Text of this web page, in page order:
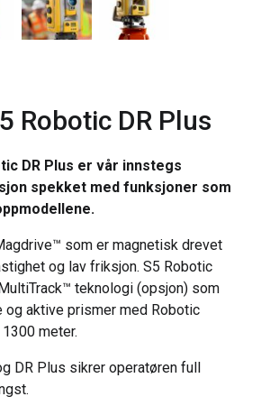
Robotic DR Plus
DR Plus er vår innstegs
spekket med funksjoner som
som er magnetisk drevet
og lav friksjon. S5 Robotic
teknologi (opsjon) som
og aktive prismer med Robotic
meter.
DR Plus sikrer operatøren full